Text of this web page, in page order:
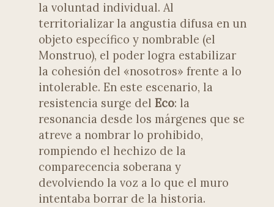
la voluntad individual. Al
territorializar la angustia difusa en un
objeto específico y nombrable (el
Monstruo), el poder logra estabilizar
la cohesión del «nosotros» frente a lo
intolerable. En este escenario, la
resistencia surge del Eco: la
resonancia desde los márgenes que se
atreve a nombrar lo prohibido,
rompiendo el hechizo de la
comparecencia soberana y
devolviendo la voz a lo que el muro
intentaba borrar de la historia.